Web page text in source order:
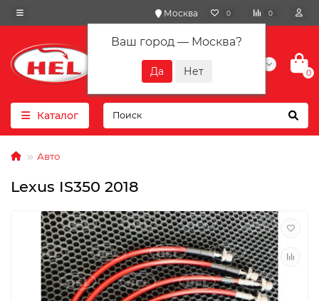
Москва
Ваш город — Москва?
0 0
+7(901) 417-10-01
0
Каталог
Авто
Lexus IS350 2018